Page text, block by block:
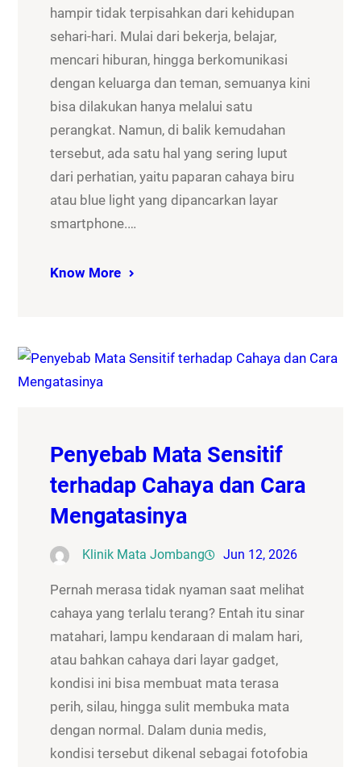
hampir tidak terpisahkan dari kehidupan
sehari-hari. Mulai dari bekerja, belajar,
mencari hiburan, hingga berkomunikasi
dengan keluarga dan teman, semuanya kini
bisa dilakukan hanya melalui satu
perangkat. Namun, di balik kemudahan
tersebut, ada satu hal yang sering luput
dari perhatian, yaitu paparan cahaya biru
atau blue light yang dipancarkan layar
smartphone.…
Know More
Penyebab Mata Sensitif
terhadap Cahaya dan Cara
Mengatasinya
Klinik Mata Jombang Jun 12, 2026
Pernah merasa tidak nyaman saat melihat
cahaya yang terlalu terang? Entah itu sinar
matahari, lampu kendaraan di malam hari,
atau bahkan cahaya dari layar gadget,
kondisi ini bisa membuat mata terasa
perih, silau, hingga sulit membuka mata
dengan normal. Dalam dunia medis,
kondisi tersebut dikenal sebagai fotofobia